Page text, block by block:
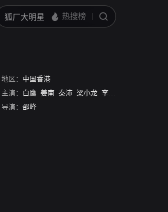
地区： 中国香港
主演： 白鹰 姜南 秦沛 梁小龙 李湘
导演： 邵峰